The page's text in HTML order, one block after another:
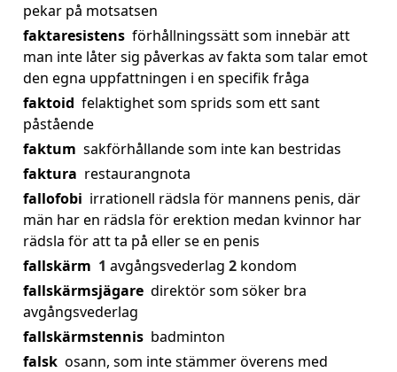
pekar på motsatsen
faktaresistens förhållningssätt som innebär att
man inte låter sig påverkas av fakta som talar emot
den egna uppfattningen i en specifik fråga
faktoid felaktighet som sprids som ett sant
påstående
faktum sakförhållande som inte kan bestridas
faktura restaurangnota
fallofobi irrationell rädsla för mannens penis, där
män har en rädsla för erektion medan kvinnor har
rädsla för att ta på eller se en penis
fallskärm 1 avgångsvederlag 2 kondom
fallskärmsjägare direktör som söker bra
avgångsvederlag
fallskärmstennis badminton
falsk osann, som inte stämmer överens med